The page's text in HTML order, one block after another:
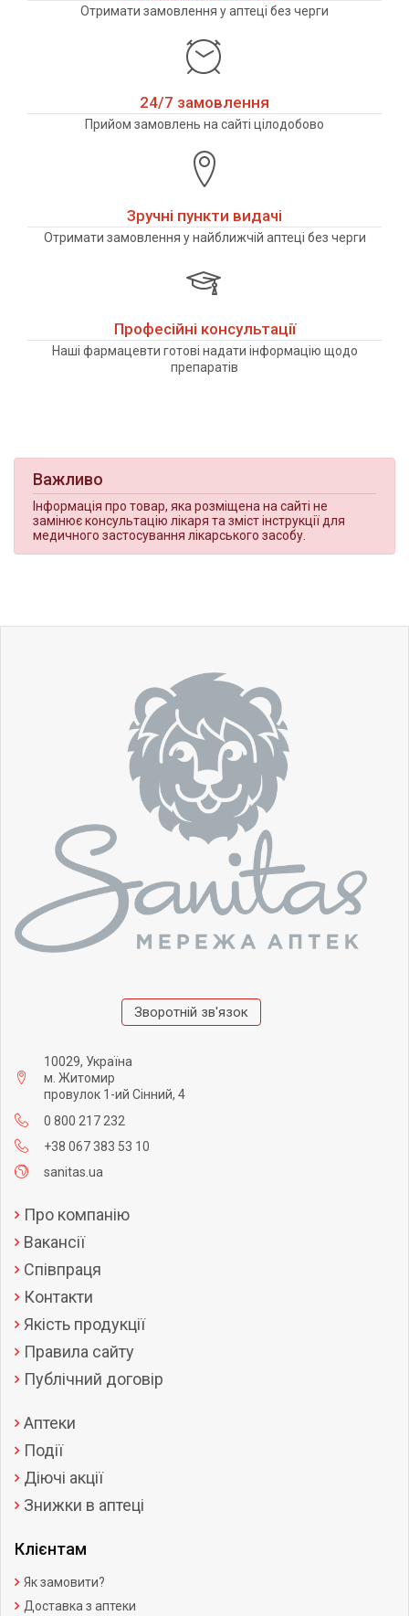
Отримати замовлення у аптеці без черги
24/7 замовлення
Прийом замовлень на сайті цілодобово
Зручні пункти видачі
Отримати замовлення у найближчій аптеці без черги
Професійні консультації
Наші фармацевти готові надати інформацію щодо
препаратів
Важливо
Інформація про товар, яка розміщена на сайті не
замінює консультацію лікаря та зміст інструкції для
медичного застосування лікарського засобу.
Зворотній зв'язок
10029, Україна
м. Житомир
провулок 1-ий Сінний, 4
0 800 217 232
+38 067 383 53 10
sanitas.ua
Про компанію
Вакансії
Співпраця
Контакти
Якість продукції
Правила сайту
Публічний договір
Аптеки
Події
Діючі акції
Знижки в аптеці
Клієнтам
Як замовити?
Доставка з аптеки